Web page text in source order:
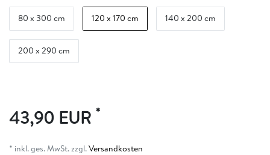
80 x 300 cm 120 x 170 cm 140 x 200 cm
200 x 290 cm
43,90 EUR *
* inkl. ges. MwSt. zzgl.Versandkosten